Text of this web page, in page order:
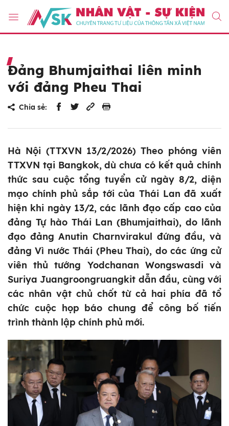
Đảng Bhumjaithai liên minh
với đảng Pheu Thai
Chia sẻ:
Hà Nội (TTXVN 13/2/2026) Theo phóng viên
TTXVN tại Bangkok, dù chưa có kết quả chính
thức sau cuộc tổng tuyển cử ngày 8/2, diện
mạo chính phủ sắp tới của Thái Lan đã xuất
hiện khi ngày 13/2, các lãnh đạo cấp cao của
đảng Tự hào Thái Lan (Bhumjaithai), do lãnh
đạo đảng Anutin Charnvirakul đứng đầu, và
đảng Vì nước Thái (Pheu Thai), do các ứng cử
viên thủ tướng Yodchanan Wongswasdi và
Suriya Juangroongruangkit dẫn đầu, cùng với
các nhân vật chủ chốt từ cả hai phía đã tổ
chức cuộc họp báo chung để công bố tiến
trình thành lập chính phủ mới.